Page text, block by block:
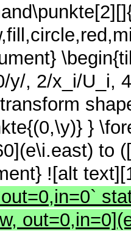
y/, 2/x_i/U_i,
}
to
![alt